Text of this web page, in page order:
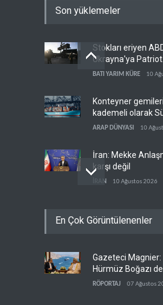
Son yüklemeler
Stokları eriyen
Ukrayna'ya Patriot
vermemek için
BATI YARIM KÜRE 10
Konteyner
kademeli olarak
güzergahına
ARAP DÜNYASI 10
İran: Mekke
karşı değil
İRAN 10 Ağustos 2026
İsrail'e karşı
Trump ara
öncesinde iki
karşı karşıya
En Çok Görüntülenenler
Gazeteci Magnier:
Hürmüz Boğazı
doğrudan İran ve
RÖPORTAJ 07 Ağustos